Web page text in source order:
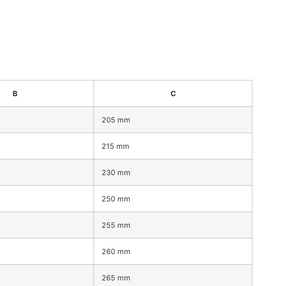
B C
205 mm
215 mm
230 mm
250 mm
255 mm
260 mm
265 mm